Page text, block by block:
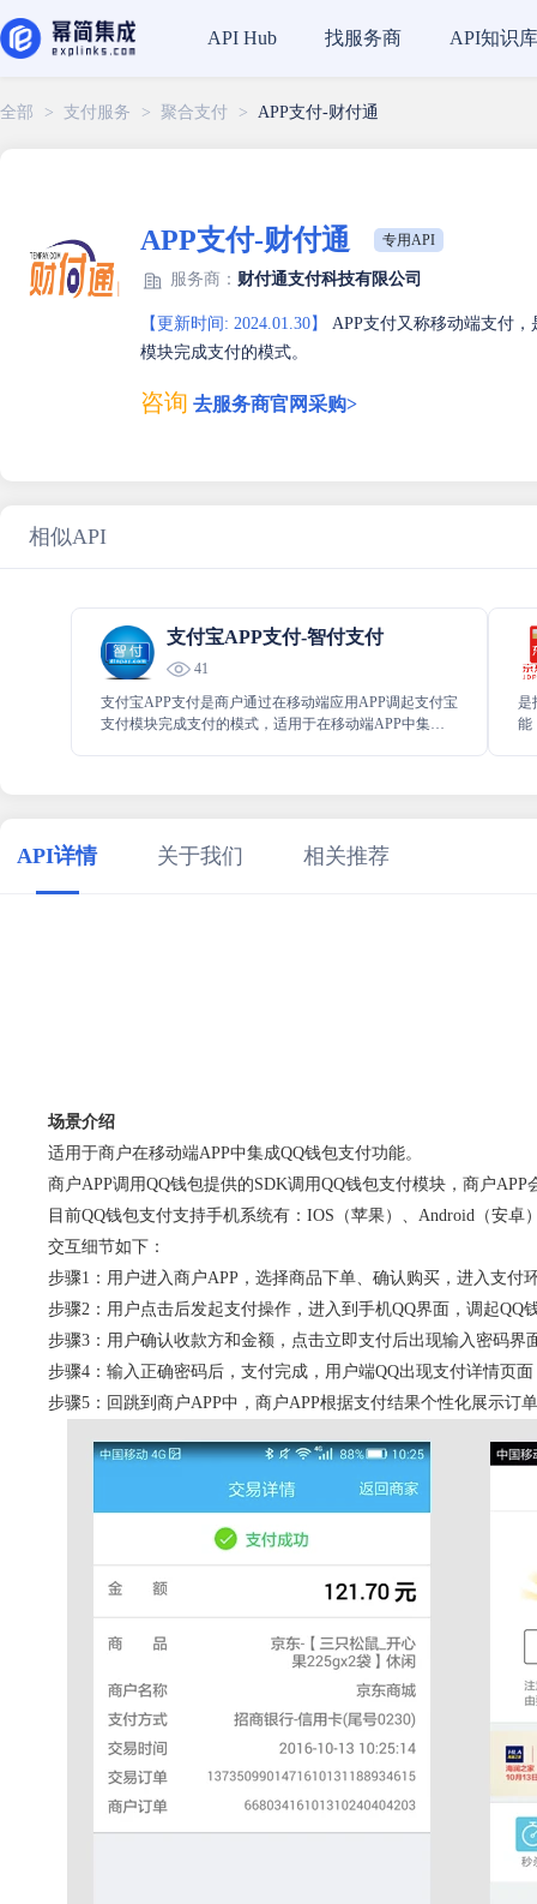
API Hub 找服务商 API知识库
全部 > 支付服务 > 聚合支付 > APP支付-财付通
APP支付-财付通 专用API
服务商： 财付通支付科技有限公司
【更新时间: 2024.01.30】
APP支付又称移动端支付
模块完成支付的模式。
咨询 去服务商官网采购>
相似API
支付宝APP支付-智付支付
41
支付宝APP支付是商户通过在移动端应用APP调起支付宝
支付模块完成支付的模式，适用于在移动端APP中集成
是
能
API详情 关于我们 相关推荐
场景介绍
适用于商户在移动端APP中集成QQ钱包支付功能。
商户APP调用QQ钱包提供的SDK调用QQ钱包支付模块，商户
目前QQ钱包支付支持手机系统有：IOS（苹果）、Android（安卓
交互细节如下：
步骤1：用户进入商户APP，选择商品下单、确认购买，进入支
步骤2：用户点击后发起支付操作，进入到手机QQ界面，调起QQ
步骤3：用户确认收款方和金额，点击立即支付后出现输入密码界
步骤4：输入正确密码后，支付完成，用户端QQ出现支付详情页面
步骤5：回跳到商户APP中，商户APP根据支付结果个性化展示订